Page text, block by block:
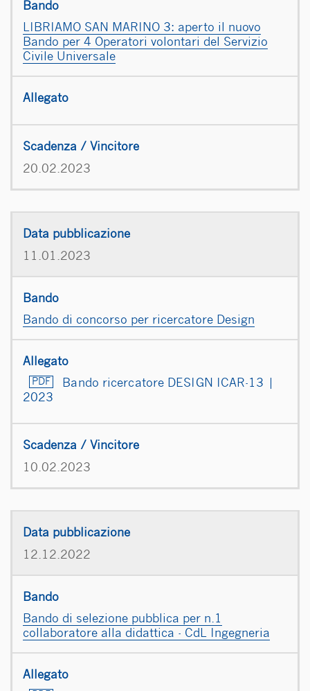
LIBRIAMO SAN MARINO 3: aperto il nuovo
Bando per 4 Operatori volontari del Servizio
Civile Universale
20.02.2023
11.01.2023
Bando di concorso per ricercatore Design
Bando ricercatore DESIGN ICAR-13 |
2023
10.02.2023
12.12.2022
Bando di selezione pubblica per n.1
collaboratore alla didattica - CdL Ingegneria